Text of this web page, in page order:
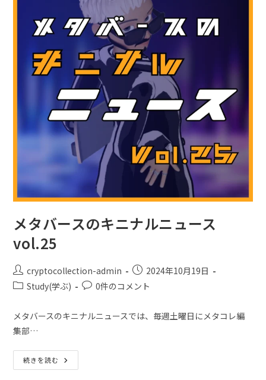
メタバースのキニナルニュース
vol.25
cryptocollection-admin
2024年10月19日
Study(学ぶ)
0件のコメント
メタバースのキニナルニュースでは、毎週土曜日にメタコレ編
集部…
続きを読む